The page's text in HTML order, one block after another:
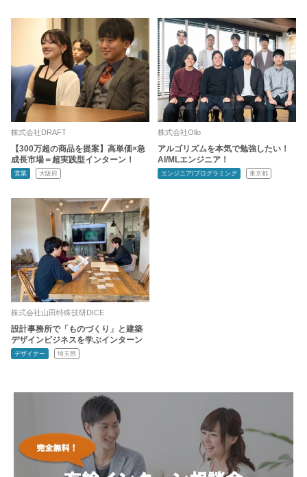
株式会社DRAFT
【300万超の商品を提案】高単価×急
成長市場＝超実践型インターン！
営業 大阪府
株式会社Ollo
アルゴリズムを本気で勉強したい！
AI/MLエンジニア！
エンジニア/プログラミング 東京都
株式会社山田特殊技研DICE
設計事務所で「ものづくり」と建築
デザインビジネスを学ぶインターン
デザイナー 埼玉県